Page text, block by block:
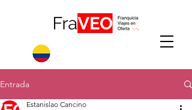
Entrada
Estanislao Cancino